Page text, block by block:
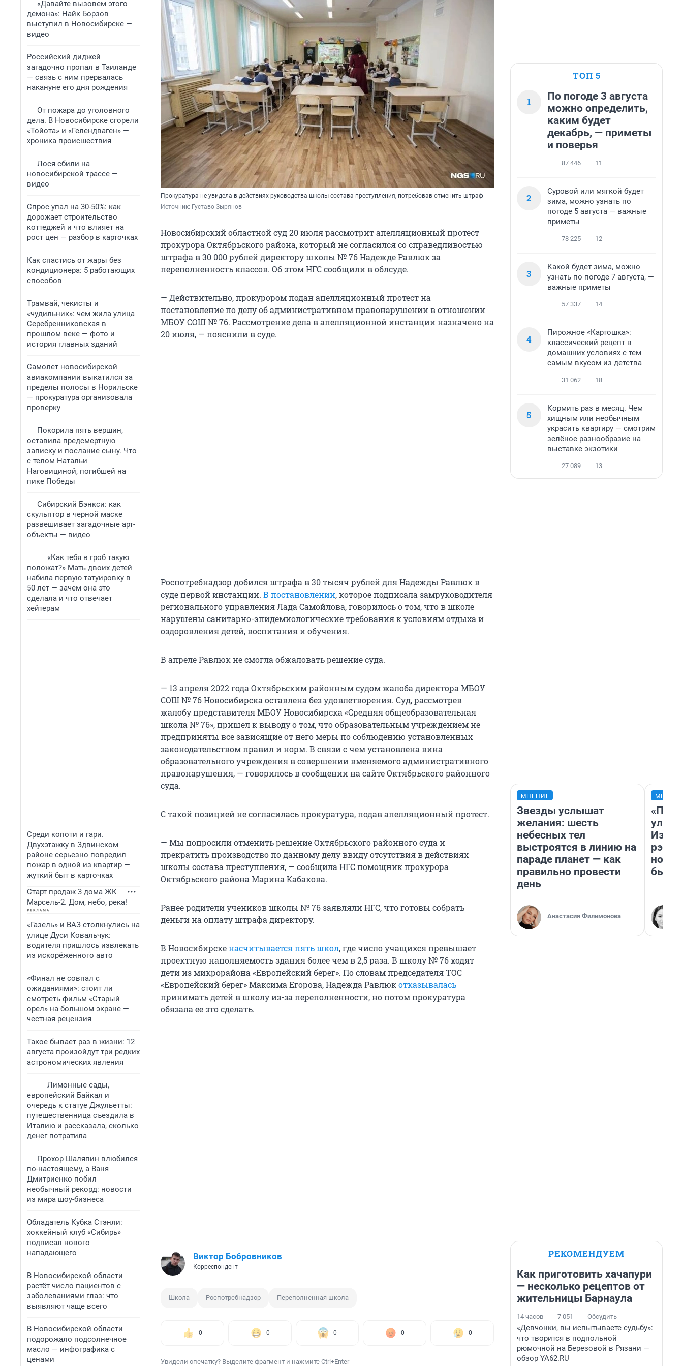
«Давайте вызовем этого
демона»: Найк Борзов
выступил в Новосибирске —
видео
Российский диджей
загадочно пропал в Таиланде
— связь с ним прервалась
накануне его дня рождения
От пожара до уголовного
дела. В Новосибирске сгорели
«Тойота» и «Гелендваген» —
хроника происшествия
Лося сбили на
новосибирской трассе —
видео
Спрос упал на 30-50%: как
дорожает строительство
коттеджей и что влияет на
рост цен — разбор в карточках
Как спастись от жары без
кондиционера: 5 работающих
способов
Трамвай, чекисты и
«чудильник»: чем жила улица
Серебренниковская в
прошлом веке — фото и
история главных зданий
Самолет новосибирской
авиакомпании выкатился за
пределы полосы в Норильске
— прокуратура организовала
проверку
Покорила пять вершин,
оставила предсмертную
записку и послание сыну. Что
с телом Натальи
Наговициной, погибшей на
пике Победы
Сибирский Бэнкси: как
скульптор в черной маске
развешивает загадочные арт-
объекты — видео
«Как тебя в гроб такую
положат?» Мать двоих детей
набила первую татуировку в
50 лет — зачем она это
сделала и что отвечает
хейтерам
Среди копоти и гари.
Двухэтажку в Здвинском
районе серьезно повредил
пожар в одной из квартир —
жуткий быт в карточках
Старт продаж 3 дома ЖК
Марсель-2. Дом, небо, река!
«Газель» и ВАЗ столкнулись на
улице Дуси Ковальчук:
водителя пришлось извлекать
из искорёженного авто
«Финал не совпал с
ожиданиями»: стоит ли
смотреть фильм «Старый
орел» на большом экране —
честная рецензия
Такое бывает раз в жизни: 12
августа произойдут три редких
астрономических явления
Лимонные сады,
европейский Байкал и
очередь к статуе Джульетты:
путешественница съездила в
Италию и рассказала, сколько
денег потратила
Прохор Шаляпин влюбился
по-настоящему, а Ваня
Дмитриенко побил
необычный рекорд: новости
из мира шоу-бизнеса
Обладатель Кубка Стэнли:
хоккейный клуб «Сибирь»
подписал нового
нападающего
В Новосибирской области
растёт число пациентов с
заболеваниями глаз: что
выявляют чаще всего
В Новосибирской области
подорожало подсолнечное
масло — инфографика с
ценами
Прокуратура не увидела в действиях руководства школы состава преступления, потребовав отменить штраф
Источник: Густаво Зырянов
Новосибирский областной суд 20 июля рассмотрит апелляционный протест
прокурора Октябрьского района, который не согласился со справедливостью
штрафа в 30 000 рублей директору школы № 76 Надежде Равлюк за
переполненность классов. Об этом НГС сообщили в облсуде.
— Действительно, прокурором подан апелляционный протест на
постановление по делу об административном правонарушении в отношении
МБОУ СОШ № 76. Рассмотрение дела в апелляционной инстанции назначено на
20 июля, — пояснили в суде.
Роспотребнадзор добился штрафа в 30 тысяч рублей для Надежды Равлюк в
суде первой инстанции. В постановлении, которое подписала замруководителя
регионального управления Лада Самойлова, говорилось о том, что в школе
нарушены санитарно-эпидемиологические требования к условиям отдыха и
оздоровления детей, воспитания и обучения.
В апреле Равлюк не смогла обжаловать решение суда.
— 13 апреля 2022 года Октябрьским районным судом жалоба директора МБОУ
СОШ № 76 Новосибирска оставлена без удовлетворения. Суд, рассмотрев
жалобу представителя МБОУ Новосибирска «Средняя общеобразовательная
школа № 76», пришел к выводу о том, что образовательным учреждением не
предприняты все зависящие от него меры по соблюдению установленных
законодательством правил и норм. В связи с чем установлена вина
образовательного учреждения в совершении вменяемого администра­тивного
правонарушения, — говорилось в сообщении на сайте Октябрьского районного
суда.
С такой позицией не согласилась прокуратура, подав апелляционный протест.
— Мы попросили отменить решение Октябрьского районного суда и
прекратить производство по данному делу ввиду отсутствия в действиях
школы состава преступления, — сообщила НГС помощник прокурора
Октябрьского района Марина Кабакова.
Ранее родители учеников школы № 76 заявляли НГС, что готовы собрать
деньги на оплату штрафа директору.
В Новосибирскенасчитывается пять школ, где число учащихся превышает
проектную наполняемость здания более чем в 2,5 раза. В школу № 76 ходят
дети из микрорайона «Европейский берег». По словам председателя ТОС
«Европейский берег» Максима Егорова, Надежда Равлюкотказывалась
принимать детей в школу из-за переполненности, но потом прокуратура
обязала ее это сделать.
Виктор Бобровников
Корреспондент
Школа Роспотребнадзор Переполненная школа
0 0 0 0 0
Увидели опечатку? Выделите фрагмент и нажмите Ctrl+Enter
ТОП 5
1
По погоде 3 августа
можно определить,
каким будет
декабрь, — приметы
и поверья
87 446 11
2
Суровой или мягкой будет
зима, можно узнать по
погоде 5 августа — важные
приметы
78 225 12
3
Какой будет зима, можно
узнать по погоде 7 августа, —
важные приметы
57 337 14
4
Пирожное «Картошка»:
классический рецепт в
домашних условиях с тем
самым вкусом из детства
31 062 18
5
Кормить раз в месяц. Чем
хищным или необычным
украсить квартиру — смотрим
зелёное разнообразие на
выставке экзотики
27 089 13
МНЕНИЕ
Звезды услышат
желания: шесть
небесных тел
выстроятся в линию на
параде планет — как
правильно провести
день
Анастасия Филимонова
было
РЕКОМЕНДУЕМ
Как приготовить хачапури
— несколько рецептов от
жительницы Барнаула
14 часов 7 051 Обсудить
«Девчонки, вы испытываете судьбу»:
что творится в подпольной
рюмочной на Березовой в Рязани —
обзор YA62.RU